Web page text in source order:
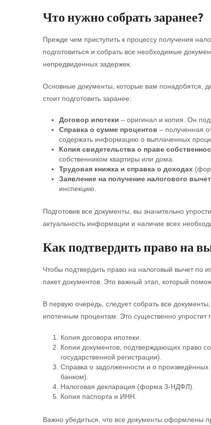
Что нужно собрать заранее?
Прежде чем приступить к процессу получения
подготовиться и собрать все необходимые
непредвиденных задержек.
Основные документы, которые вам понадобятся,
стоит подготовить заранее:
Договор ипотеки – оригинал и копия. Он
Справка о сумме процентов – полученная
содержать информацию о выплаченных
Копия свидетельства о праве
собственником квартиры или дома.
Трудовая книжка и справка о доходах
Заявление на получение налогового
инспекцию.
Подготовив все документы, вы значительно
актуальность информации и наличие всех
Как подтвердить право на
Чтобы подтвердить право на налоговый вычет по
пакет документов. Это важный этап, который
В первую очередь, следует собрать все
ипотечным процентам. Это существенно упростит
Копия договора ипотеки.
Копии документов, подтверждающих право
государственной регистрации).
Справка о задолженности и о
банком).
Налоговая декларация (форма 3-НДФЛ).
Копия паспорта и ИНН.
Важно убедиться, что все документы оформлены